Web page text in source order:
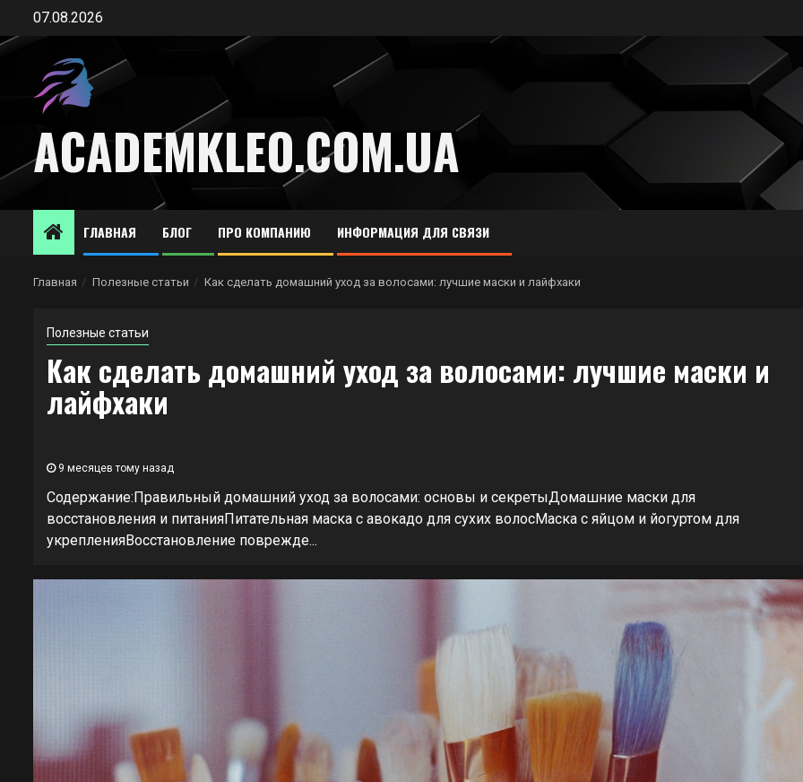
Перейти07.08.2026
ACADEMKLEO.COM.UA
ГЛАВНАЯ БЛОГ ПРО КОМПАНИЮ ИНФОРМАЦИЯ ДЛЯ СВЯЗИ
Главная Полезные статьи Как сделать домашний уход за волосами: лучшие маски и лайфхаки
Полезные статьи
Как сделать домашний уход за волосами: лучшие маски и
лайфхаки
9 месяцев тому назад
Содержание:Правильный домашний уход за волосами: основы и секретыДомашние маски для
восстановления и питанияПитательная маска с авокадо для сухих волосМаска с яйцом и йогуртом для
укрепленияВосстановление поврежде...